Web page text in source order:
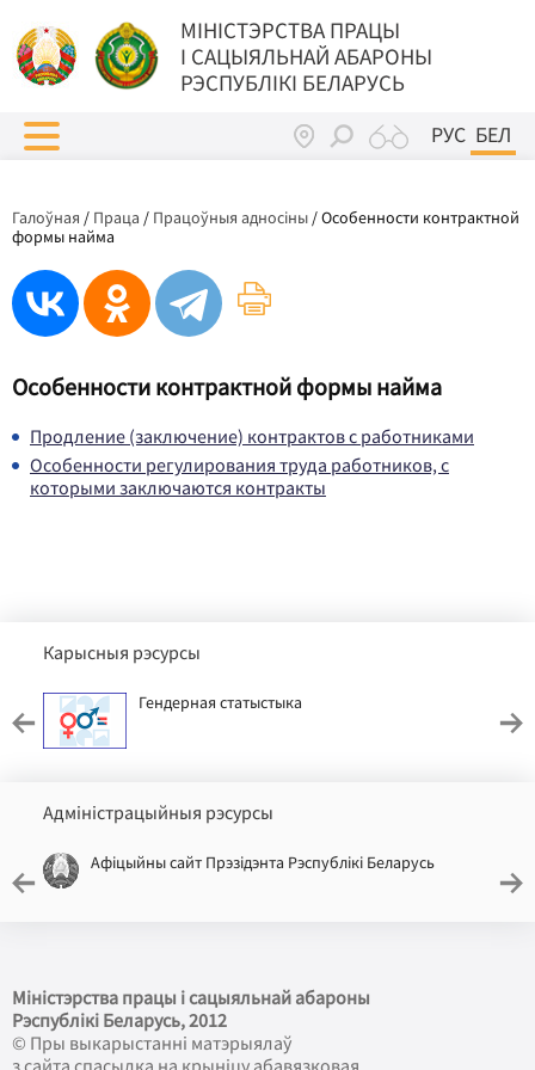
МIНIСТЭРСТВА ПРАЦЫ
I САЦЫЯЛЬНАЙ АБАРОНЫ
РЭСПУБЛІКІ БЕЛАРУСЬ
РУС БЕЛ
Галоўная / Праца / Працоўныя адносіны /Особенности контрактной
формы найма
Особенности контрактной формы найма
Продление (заключение) контрактов с работниками
Особенности регулирования труда работников, с
которыми заключаются контракты
Карысныя рэсурсы
Гендерная статыстыка
Адміністрацыйныя рэсурсы
Афіцыйны сайт Прэзідэнта Рэспублікі Беларусь
Міністэрства працы і сацыяльнай абароны
Рэспублікі Беларусь, 2012
© Пры выкарыстанні матэрыялаў
з сайта спасылка на крыніцу абавязковая